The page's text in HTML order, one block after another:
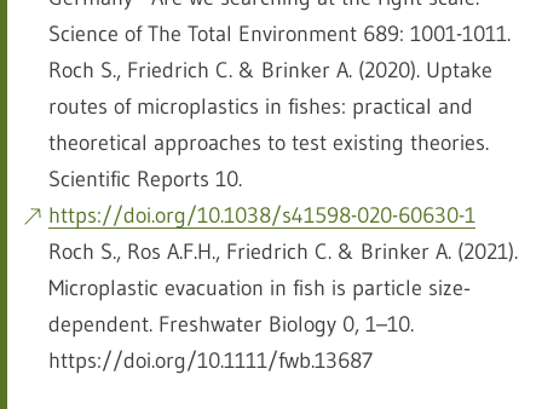
Science of The Total Environment 689: 1001-1011.
Roch S., Friedrich C. & Brinker A. (2020). Uptake
routes of microplastics in fishes: practical and
theoretical approaches to test existing theories.
Scientific Reports 10.
https://doi.org/10.1038/s41598-020-60630-1
Roch S., Ros A.F.H., Friedrich C. & Brinker A. (2021).
Microplastic evacuation in fish is particle size‐
dependent. Freshwater Biology 0, 1–10.
https://doi.org/10.1111/fwb.13687